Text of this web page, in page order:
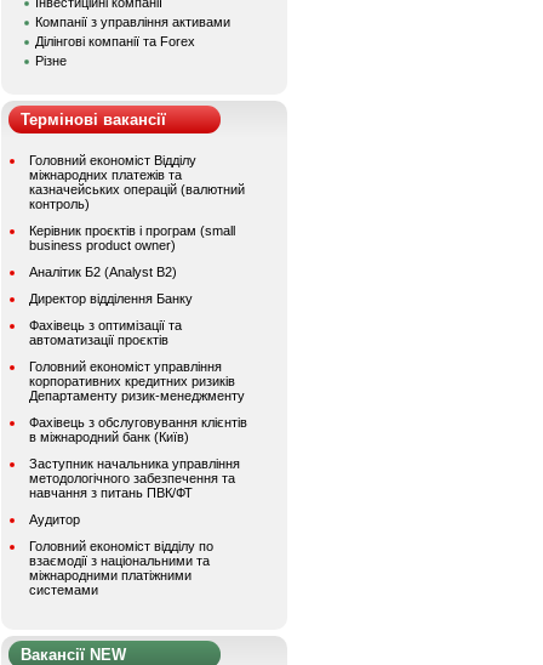
Компанії з управління активами
Ділінгові компанії та Forex
Різне
Термінові вакансії
Головний економіст Відділу
міжнародних платежів та
казначейських операцій (валютний
контроль)
Керівник проєктів і програм (small
business product owner)
Аналітик Б2 (Analyst B2)
Директор відділення Банку
Фахівець з оптимізації та
автоматизації проєктів
Головний економіст управління
корпоративних кредитних ризиків
Департаменту ризик-менеджменту
Фахівець з обслуговування клієнтів
в міжнародний банк (Київ)
Заступник начальника управління
методологічного забезпечення та
навчання з питань ПВК/ФТ
Аудитор
Головний економіст відділу по
взаємодії з національними та
міжнародними платіжними
системами
Вакансії NEW